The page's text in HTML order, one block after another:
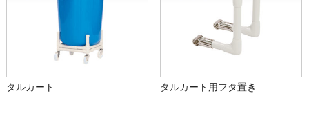
タルカート タルカート用フタ置き